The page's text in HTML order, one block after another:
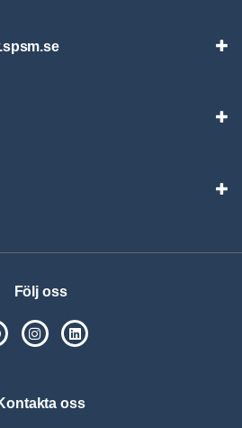
Följ oss
SPSM på Facebook
SPSM på Instagram
oss